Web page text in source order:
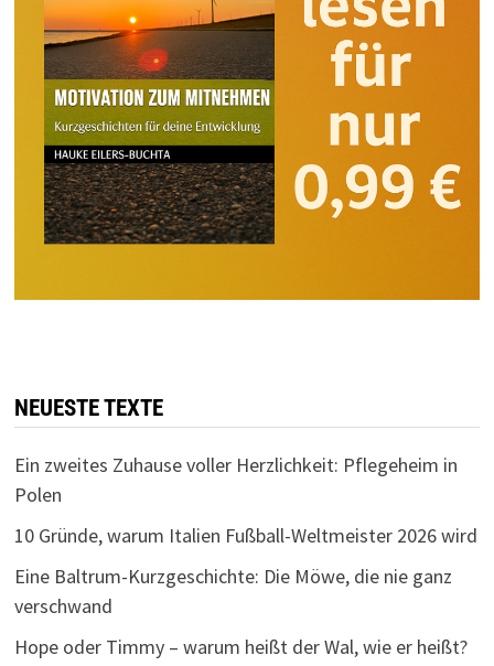
NEUESTE TEXTE
Ein zweites Zuhause voller Herzlichkeit: Pflegeheim in
Polen
10 Gründe, warum Italien Fußball-Weltmeister 2026 wird
Eine Baltrum-Kurzgeschichte: Die Möwe, die nie ganz
verschwand
Hope oder Timmy – warum heißt der Wal, wie er heißt?